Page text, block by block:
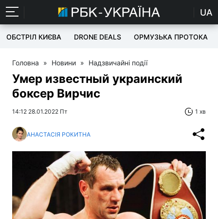
UA
ОБСТРІЛ КИЄВА DRONE DEALS ОРМУЗЬКА ПРОТОКА
Головна » Новини » Надзвичайні події
Умер известный украинский
боксер Вирчис
14:12 28.01.2022 Пт 1 хв
АНАСТАСІЯ РОКИТНА